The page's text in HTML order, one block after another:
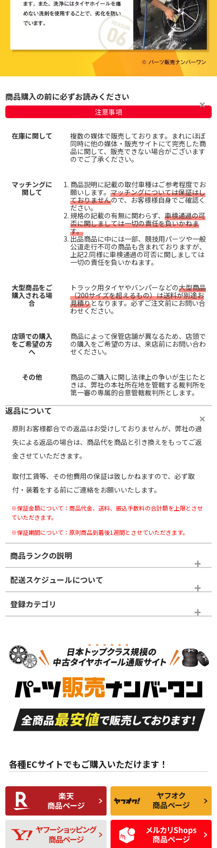
商品購入の前に必ずお読みください
注意事項
在庫に関して
複数の媒体で販売しております。まれにほぼ
同時に他の媒体・販売サイトにて完売した商
品に関して、販売できない場合がございます
のでご了承ください。
マッチングに
関して
商品説明に記載の取付車種はご参考程度でお
願いします。 マッチングについては保証はし
ておりませんので、お客様様自身でご確認く
ださい。
規格の記載の有無に関わらず、 車検通過の可
否に関しましては一切の責任を負いかねま
す。
出品商品に中には一部、競技用パーツや一般
公道走行不可の商品も含まれておりますが、
上記2.同様に車検通過の可否に関しましては
一切の責任を負いかねます。
大型商品をご
購入される場
合
トラック用タイヤやバンパーなどの大型商品
（200サイズを超えるもの）は送料が別途お
見積りとなります。必ずご注文前にお問い合
わせください。
店頭での購入
をご希望の方
へ
商品によって保管店舗が異なるため、店頭で
の購入をご希望の方は、来店前にお問い合わ
せください。
その他
商品のご購入に関し法律上の争いが生じたと
きは、弊社の本社所在地を管轄する裁判所を
第一審の専属的合意管轄裁判所とします。
返品について
原則お客様都合での返品はお受けしておりませんが、弊社の過
失による返品の場合は、商品代を商品と引き換えをもってご返
金させていただきます。
取付工賃等、その他費用の保証は致しかねますので、必ず取
付・装着をする前にご連絡をお願いいたします。
※保証金額について：商品代金、送料、振込手数料の合計額を上限とさせ
ていただきます。
※保証期間について：原則商品到着後1週間とさせていただきます。
商品ランクの説明
※商品ランクは出品者の主観により判断しておりますので、あら
かじめご了承ください。
ホイールランク
S
品）
S
新車外し品（新古
付き
A
走行距離も少なく、
目立つ傷もほとんど
ない中古品
A
走行距離も少なく、
非常に状態の良い中
古品
な中古品
んどない中古品
C
比較的きれいな中古
品
C
られるが、使用に問
題のない中古品
D
使用感や目立つ傷が
あり、一般的な中古
品
D
残り溝も少なく、偏
磨耗がみられ、短期
間使用できるくらい
の中古品
配送スケジュールについて
登録カテゴリ
スタッドレスタイヤホイールセット
各種ECサイトでもご購入いただけます！